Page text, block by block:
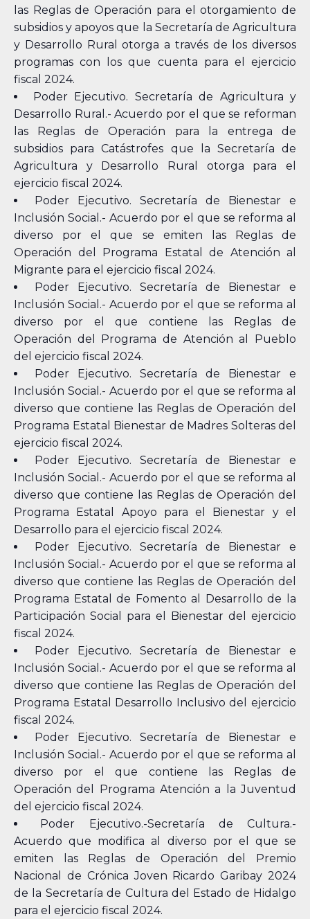
las Reglas de Operación para el otorgamiento de
subsidios y apoyos que la Secretaría de Agricultura
y Desarrollo Rural otorga a través de los diversos
programas con los que cuenta para el ejercicio
fiscal 2024.
Poder Ejecutivo. Secretaría de Agricultura y
Desarrollo Rural.- Acuerdo por el que se reforman
las Reglas de Operación para la entrega de
subsidios para Catástrofes que la Secretaría de
Agricultura y Desarrollo Rural otorga para el
ejercicio fiscal 2024.
Poder Ejecutivo. Secretaría de Bienestar e
Inclusión Social.- Acuerdo por el que se reforma al
diverso por el que se emiten las Reglas de
Operación del Programa Estatal de Atención al
Migrante para el ejercicio fiscal 2024.
Poder Ejecutivo. Secretaría de Bienestar e
Inclusión Social.- Acuerdo por el que se reforma al
diverso por el que contiene las Reglas de
Operación del Programa de Atención al Pueblo
del ejercicio fiscal 2024.
Poder Ejecutivo. Secretaría de Bienestar e
Inclusión Social.- Acuerdo por el que se reforma al
diverso que contiene las Reglas de Operación del
Programa Estatal Bienestar de Madres Solteras del
ejercicio fiscal 2024.
Poder Ejecutivo. Secretaría de Bienestar e
Inclusión Social.- Acuerdo por el que se reforma al
diverso que contiene las Reglas de Operación del
Programa Estatal Apoyo para el Bienestar y el
Desarrollo para el ejercicio fiscal 2024.
Poder Ejecutivo. Secretaría de Bienestar e
Inclusión Social.- Acuerdo por el que se reforma al
diverso que contiene las Reglas de Operación del
Programa Estatal de Fomento al Desarrollo de la
Participación Social para el Bienestar del ejercicio
fiscal 2024.
Poder Ejecutivo. Secretaría de Bienestar e
Inclusión Social.- Acuerdo por el que se reforma al
diverso que contiene las Reglas de Operación del
Programa Estatal Desarrollo Inclusivo del ejercicio
fiscal 2024.
Poder Ejecutivo. Secretaría de Bienestar e
Inclusión Social.- Acuerdo por el que se reforma al
diverso por el que contiene las Reglas de
Operación del Programa Atención a la Juventud
del ejercicio fiscal 2024.
Poder Ejecutivo.-Secretaría de Cultura.-
Acuerdo que modifica al diverso por el que se
emiten las Reglas de Operación del Premio
Nacional de Crónica Joven Ricardo Garibay 2024
de la Secretaría de Cultura del Estado de Hidalgo
para el ejercicio fiscal 2024.